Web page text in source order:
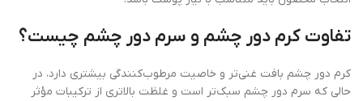
تفاوت کرم دور چشم و سرم دور چشم چیست؟
کرم دور چشم بافت غنی‌تر و خاصیت مرطوب‌کنندگی بیشتری دارد، در
حالی که سرم دور چشم سبک‌تر است و غلظت بالاتری از ترکیبات مؤثر